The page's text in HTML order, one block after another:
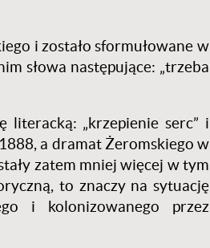
i zostało sformułowane w
słowa następujące: „trzeba
„krzepienie serc” i
a dramat Żeromskiego w
zatem mniej więcej w tym
to znaczy na sytuację
i kolonizowanego przez